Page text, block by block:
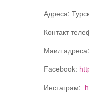
Адреса:
Контакт
Маил адреса:
Facebook:
Инстаграм: